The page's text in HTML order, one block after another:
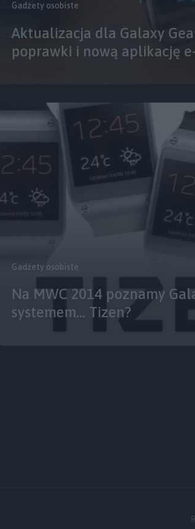
Gadżety osobiste
Aktualizacja dla Galaxy
poprawki i nową aplikację
Gadżety osobiste
Na MWC 2014 poznamy
systemem… Tizen?